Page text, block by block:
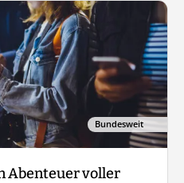
Bundesweit
Abenteuer voller